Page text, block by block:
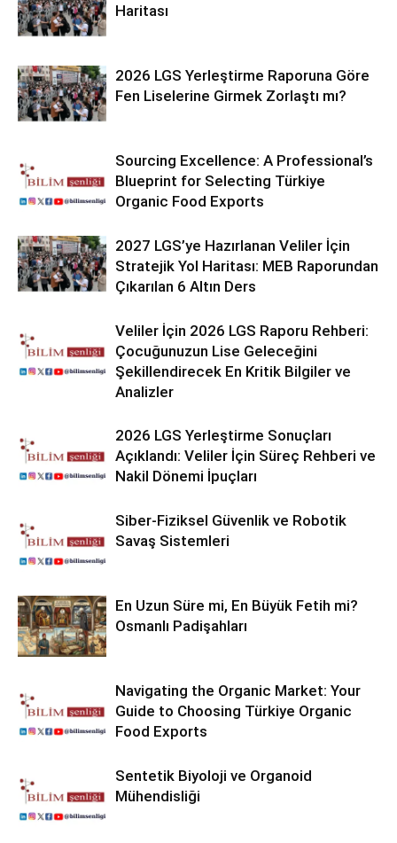
Haritası
2026 LGS Yerleştirme Raporuna Göre
Fen Liselerine Girmek Zorlaştı mı?
Sourcing Excellence: A Professional’s
Blueprint for Selecting Türkiye
Organic Food Exports
2027 LGS’ye Hazırlanan Veliler İçin
Stratejik Yol Haritası: MEB Raporundan
Çıkarılan 6 Altın Ders
Veliler İçin 2026 LGS Raporu Rehberi:
Çocuğunuzun Lise Geleceğini
Şekillendirecek En Kritik Bilgiler ve
Analizler
2026 LGS Yerleştirme Sonuçları
Açıklandı: Veliler İçin Süreç Rehberi ve
Nakil Dönemi İpuçları
Siber-Fiziksel Güvenlik ve Robotik
Savaş Sistemleri
En Uzun Süre mi, En Büyük Fetih mi?
Osmanlı Padişahları
Navigating the Organic Market: Your
Guide to Choosing Türkiye Organic
Food Exports
Sentetik Biyoloji ve Organoid
Mühendisliği